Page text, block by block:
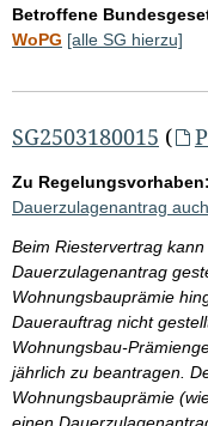
Betroffene
WoPG [alle SG hierzu]
SG2503180015 (
Zu Regelungsvorhaben:
Dauerzulagenantrag
Beim Riestervertrag
Dauerzulagenantrag
Wohnungsbauprämie
Dauerauftrag nicht
Wohnungsbau-
jährlich zu beantragen.
Wohnungsbauprämie
einen